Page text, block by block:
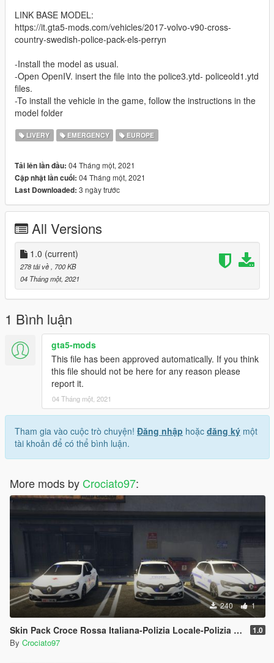
LINK BASE MODEL:
https://it.gta5-mods.com/vehicles/2017-volvo-v90-cross-
country-swedish-police-pack-els-perryn
-Install the model as usual.
-Open OpenIV. insert the file into the police3.ytd- policeold1.ytd
files.
-To install the vehicle in the game, follow the instructions in the
model folder
LIVERY EMERGENCY EUROPE
Tải lên lần đầu: 04 Tháng một, 2021
Cập nhật lần cuối: 04 Tháng một, 2021
Last Downloaded: 3 ngày trước
All Versions
1.0 (current)
278 tải về, 700 KB
04 Tháng một, 2021
1 Bình luận
gta5-mods
This file has been approved automatically. If you think
this file should not be here for any reason please
report it.
04 Tháng một, 2021
Tham gia vào cuộc trò chuyện! Đăng nhập hoặc đăng ký một
tài khoản để có thể bình luận.
More mods by Crociato97:
240 1
Skin Pack Croce Rossa Italiana-Polizia Locale-Polizia Idraulica Fluviale 1.0
By Crociato97